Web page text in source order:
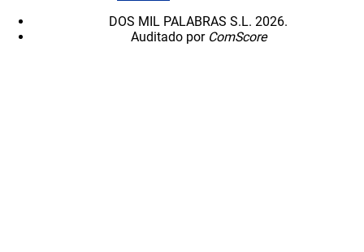
DOS MIL PALABRAS S.L. 2026.
Auditado por ComScore